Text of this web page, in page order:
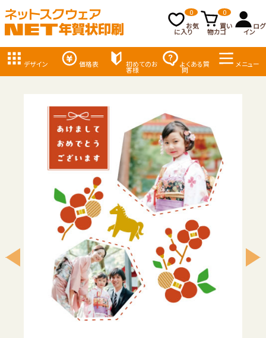
お気
に入り
0
買い
物カゴ
0
ログ
イン
デザイン 価格表 初めてのお
客様
よくある質
問
メニュー